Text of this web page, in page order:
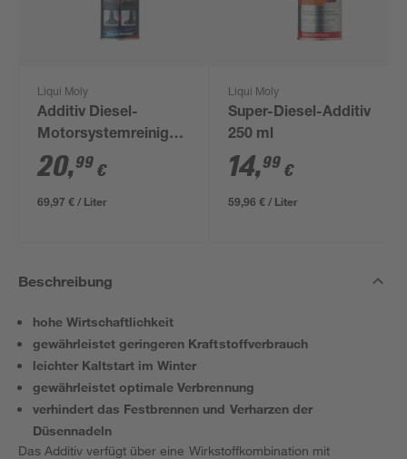
Liqui Moly
Additiv Diesel-
Motorsystemreiniger
300 ml
20,99 €
69,97 € / Liter
Liqui Moly
Super-Diesel-Additiv
250 ml
14,99 €
59,96 € / Liter
Beschreibung
hohe Wirtschaftlichkeit
gewährleistet geringeren Kraftstoffverbrauch
leichter Kaltstart im Winter
gewährleistet optimale Verbrennung
verhindert das Festbrennen und Verharzen der
Düsennadeln
Das Additiv verfügt über eine Wirkstoffkombination mit